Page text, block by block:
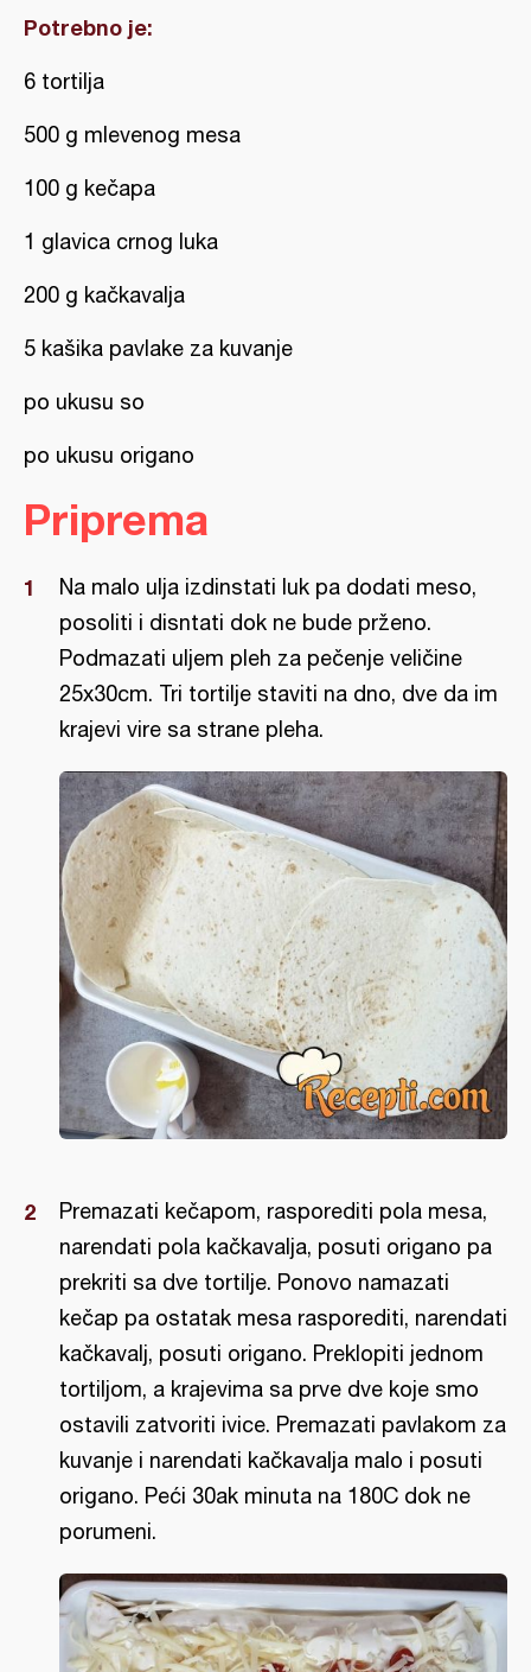
Potrebno je:
6 tortilja
500 g mlevenog mesa
100 g kečapa
1 glavica crnog luka
200 g kačkavalja
5 kašika pavlake za kuvanje
po ukusu so
po ukusu origano
Priprema
Na malo ulja izdinstati luk pa dodati meso,
posoliti i disntati dok ne bude prženo.
Podmazati uljem pleh za pečenje veličine
25x30cm. Tri tortilje staviti na dno, dve da im
krajevi vire sa strane pleha.
Premazati kečapom, rasporediti pola mesa,
narendati pola kačkavalja, posuti origano pa
prekriti sa dve tortilje. Ponovo namazati
kečap pa ostatak mesa rasporediti, narendati
kačkavalj, posuti origano. Preklopiti jednom
tortiljom, a krajevima sa prve dve koje smo
ostavili zatvoriti ivice. Premazati pavlakom za
kuvanje i narendati kačkavalja malo i posuti
origano. Peći 30ak minuta na 180C dok ne
porumeni.